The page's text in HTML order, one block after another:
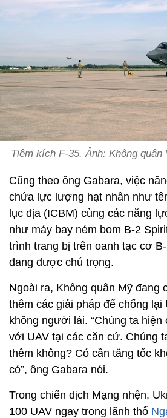
Tiêm kích F-35. Ảnh: Không quân
Cũng theo ông Gabara, việc
chứa lực lượng hạt nhân như
lục địa (ICBM) cùng các năng
như máy bay ném bom B-2
trình trang bị trên oanh tạc cơ
đang được chú trọng.
Ngoài ra, Không quân Mỹ đang
thêm các giải pháp để chống lại
không người lái. “Chúng ta
với UAV tại các căn cứ. Chúng
thêm không? Có cần tăng tốc
có”, ông Gabara nói.
Trong chiến dịch Mạng nhện,
100 UAV ngay trong lãnh thổ